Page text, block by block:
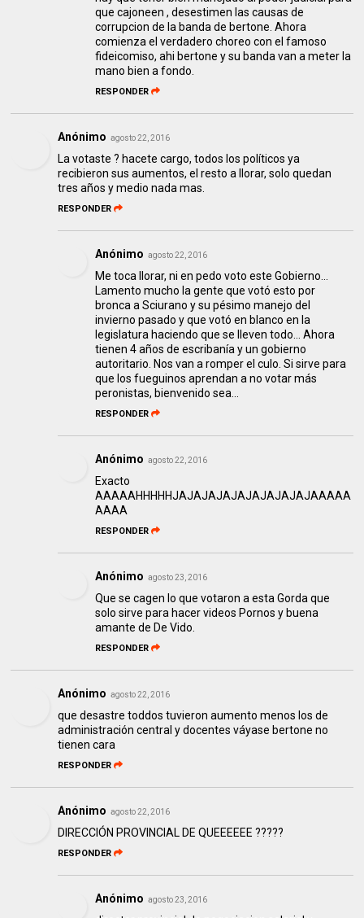
que cajoneen , desestimen las causas de
corrupcion de la banda de bertone. Ahora
comienza el verdadero choreo con el famoso
fideicomiso, ahi bertone y su banda van a meter la
mano bien a fondo.
RESPONDER
Anónimo agosto 22, 2016
La votaste ? hacete cargo, todos los políticos ya
recibieron sus aumentos, el resto a llorar, solo quedan
tres años y medio nada mas.
RESPONDER
Anónimo agosto 22, 2016
Me toca llorar, ni en pedo voto este Gobierno...
Lamento mucho la gente que votó esto por
bronca a Sciurano y su pésimo manejo del
invierno pasado y que votó en blanco en la
legislatura haciendo que se lleven todo... Ahora
tienen 4 años de escribanía y un gobierno
autoritario. Nos van a romper el culo. Si sirve para
que los fueguinos aprendan a no votar más
peronistas, bienvenido sea...
RESPONDER
Anónimo agosto 22, 2016
Exacto
AAAAAHHHHHJAJAJAJAJAJAJAJAJAJAAAAA
AAAA
RESPONDER
Anónimo agosto 23, 2016
Que se cagen lo que votaron a esta Gorda que
solo sirve para hacer videos Pornos y buena
amante de De Vido.
RESPONDER
Anónimo agosto 22, 2016
que desastre toddos tuvieron aumento menos los de
administración central y docentes váyase bertone no
tienen cara
RESPONDER
Anónimo agosto 22, 2016
DIRECCIÓN PROVINCIAL DE QUEEEEEE ?????
RESPONDER
Anónimo agosto 23, 2016